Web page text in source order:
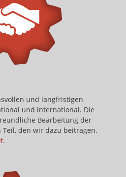
und langfristigen
und international. Die
Bearbeitung der
den wir dazu beitragen.